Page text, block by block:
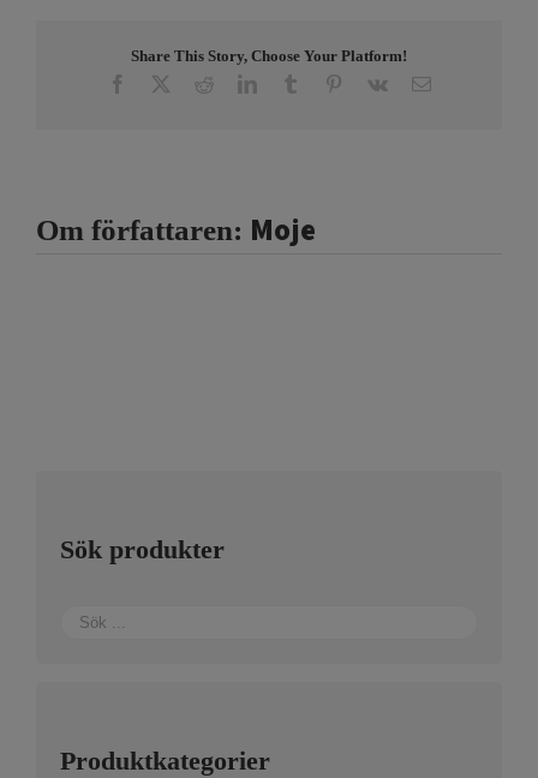
Share This Story, Choose Your Platform!
Facebook RedditLinkedInTumblr Pinterest
Vk E-
Om författaren: Moje
Sök produkter
Produktkategorier